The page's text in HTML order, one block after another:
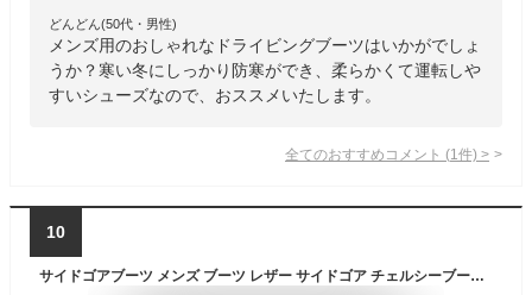
どんどん(50代・男性)
メンズ用のおしゃれなドライビングブーツはいかがでしょ
うか？寒い冬にしっかり防寒ができ、柔らかくて運転しや
すいシューズなので、おススメいたします。
全てのおすすめコメント (1 件) >
10
サイドゴアブーツ メンズ ブーツ レザー サイドゴア チェルシーブーツ ショートブーツ スエード スウェード ブラック ベージュ ブラウン モード カジュアル 革靴 メンズシューズ シンプル glabella グラベラ